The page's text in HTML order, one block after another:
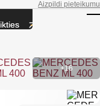
Aizpildi pieteikumu
+16